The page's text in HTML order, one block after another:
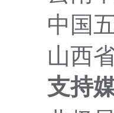
中国
山西
支持